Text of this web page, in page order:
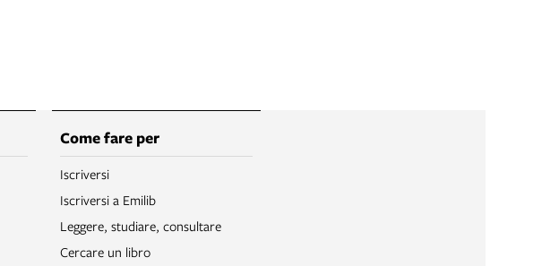
Come fare per
Iscriversi
Iscriversi a Emilib
Leggere, studiare, consultare
Cercare un libro